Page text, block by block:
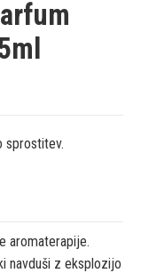
sprostitev.
aromaterapije.
navduši z eksplozijo